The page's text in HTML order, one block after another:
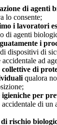
di agenti
lo consente;
i lavoratori
di agenti
i
dispositivi di
accidentale ad
collettive di
qualora
igieniche per
accidentale di
di rischio